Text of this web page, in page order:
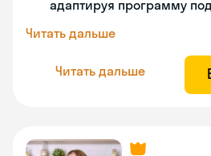
адаптируя программу
Читать дальше
Читать дальше